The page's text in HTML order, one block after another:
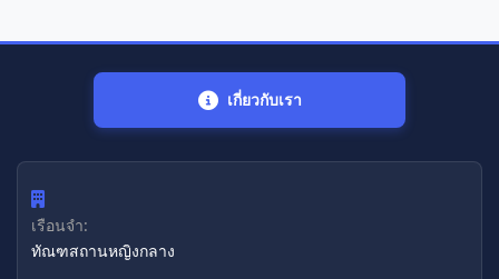
เกี่ยวกับเรา
เรือนจำ:
ทัณฑสถานหญิงกลาง